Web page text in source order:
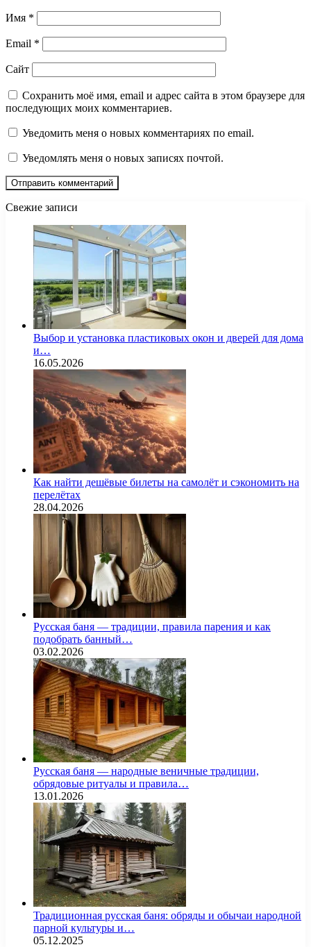
Имя *
Email *
Сайт
Сохранить моё имя, email и адрес сайта в этом браузере для
последующих моих комментариев.
Уведомить меня о новых комментариях по email.
Уведомлять меня о новых записях почтой.
Свежие записи
Выбор и установка пластиковых окон и дверей для дома
и…
16.05.2026
Как найти дешёвые билеты на самолёт и сэкономить на
перелётах
28.04.2026
Русская баня — традиции, правила парения и как
подобрать банный…
03.02.2026
Русская баня — народные веничные традиции,
обрядовые ритуалы и правила…
13.01.2026
Традиционная русская баня: обряды и обычаи народной
парной культуры и…
05.12.2025